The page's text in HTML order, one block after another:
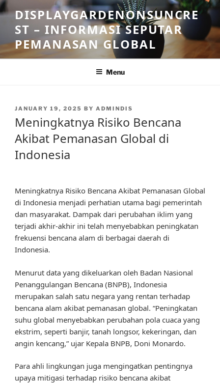
Skip
to
content
DISPLAYGARDENONSUNCRE
ST – INFORMASI SEPUTAR
PEMANASAN GLOBAL
Menu
POSTED
JANUARY 19, 2025 BY ADMINDIS
Meningkatnya Risiko Bencana
Akibat Pemanasan Global di
Indonesia
Meningkatnya Risiko Bencana Akibat Pemanasan Global
di Indonesia menjadi perhatian utama bagi pemerintah
dan masyarakat. Dampak dari perubahan iklim yang
terjadi akhir-akhir ini telah menyebabkan peningkatan
frekuensi bencana alam di berbagai daerah di
Indonesia.
Menurut data yang dikeluarkan oleh Badan Nasional
Penanggulangan Bencana (BNPB), Indonesia
merupakan salah satu negara yang rentan terhadap
bencana alam akibat pemanasan global. “Peningkatan
suhu global menyebabkan perubahan pola cuaca yang
ekstrim, seperti banjir, tanah longsor, kekeringan, dan
angin kencang,” ujar Kepala BNPB, Doni Monardo.
Para ahli lingkungan juga mengingatkan pentingnya
upaya mitigasi terhadap risiko bencana akibat